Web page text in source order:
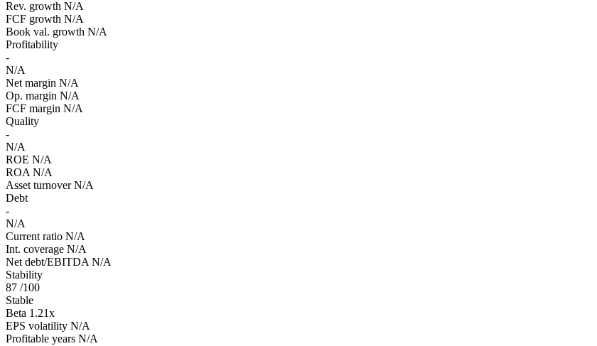
Rev. growth N/A
FCF growth N/A
Book val. growth N/A
Profitability
-
N/A
Net margin N/A
Op. margin N/A
FCF margin N/A
Quality
-
N/A
ROE N/A
ROA N/A
Asset turnover N/A
Debt
-
N/A
Current ratio N/A
Int. coverage N/A
Net debt/EBITDA N/A
Stability
87 /100
Stable
Beta 1.21x
EPS volatility N/A
Profitable years N/A